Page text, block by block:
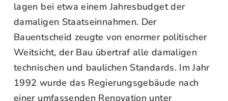
lagen bei etwa einem Jahresbudget der
damaligen Staatseinnahmen. Der
Bauentscheid zeugte von enormer politischer
Weitsicht, der Bau übertraf alle damaligen
technischen und baulichen Standards. Im Jahr
1992 wurde das Regierungsgebäude nach
einer umfassenden Renovation unter